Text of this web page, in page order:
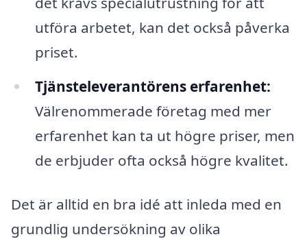
utföra arbetet, kan det också påverka
priset.
Tjänsteleverantörens erfarenhet:
Välrenommerade företag med mer
erfarenhet kan ta ut högre priser, men
de erbjuder ofta också högre kvalitet.
Det är alltid en bra idé att inleda med en
grundlig undersökning av olika